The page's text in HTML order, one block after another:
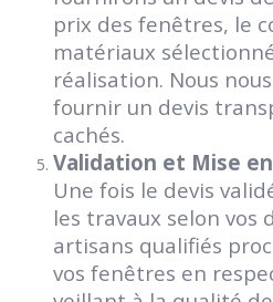
prix des fenêtres, le
matériaux
réalisation. Nous
fournir un devis
cachés.
Validation et Mise
Une fois le devis
les travaux selon vos
artisans qualifiés
vos fenêtres en